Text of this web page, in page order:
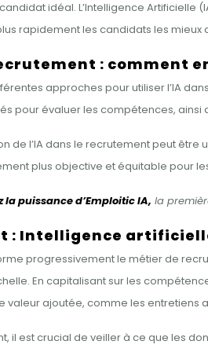
idéal. L’Intelligence Artificielle
rapidement les candidats les mieux
: comment
approches pour utiliser l’IA
pour évaluer les compétences,
de l’IA dans le recrutement peut
plus objective et équitable pour
la puissance d’Emploitic IA, la
: Intelligence
progressivement le métier de
En capitalisant sur les
valeur ajoutée, comme les entretiens
il est crucial de veiller à ce que les